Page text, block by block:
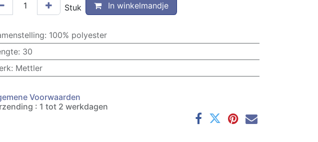
Stuk In winkelmandje
: 100% polyester
: 30
: Mettler
Voorwaarden
: 1 tot 2 werkdagen